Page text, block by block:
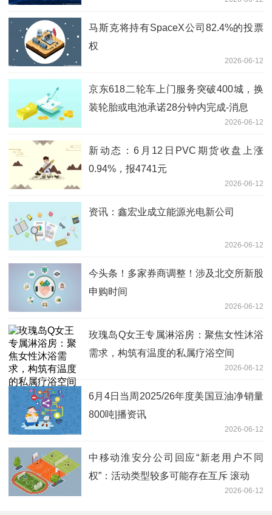
马斯克将持有SpaceX公司82.4%的投票
权
2026-06-12
京东618二轮车上门服务突破400城，换
装轮胎或电池承诺28分钟内完成-消息
2026-06-12
新动态：6月12日PVC期货收盘上涨
0.94%，报4741元
2026-06-12
资讯：鑫宏业成立能源光电新公司
2026-06-12
今头条！多家券商调整！涉及北交所新股
申购时间
2026-06-12
玫瑰岛Q女王专属淋浴房：聚焦女性沐浴
需求，构筑有温度的私属疗浴空间
2026-06-12
6月4日当周2025/26年度美国豆油净销量
800吨|播资讯
2026-06-12
中移动淮安分公司回应“新老用户不同
权”：活动类型较多可能存在互斥 滚动
2026-06-12